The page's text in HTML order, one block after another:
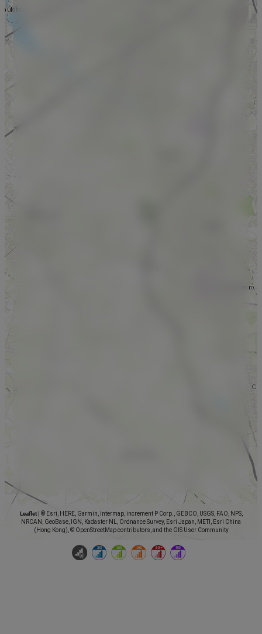
Leaflet
© Esri, HERE, Garmin, Intermap, increment P Corp., GEBCO, USGS, FAO, NPS,
NRCAN, GeoBase, IGN, Kadaster NL, Ordnance Survey, Esri Japan, METI, Esri China
(Hong Kong), © OpenStreetMap contributors, and the GIS User Community